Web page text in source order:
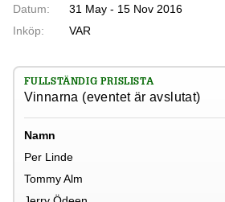
Datum:
31 May - 15 Nov 2016
Inköp:
VAR
FULLSTÄNDIG PRISLISTA
Vinnarna (eventet är avslutat)
Namn
Per Linde
Tommy Alm